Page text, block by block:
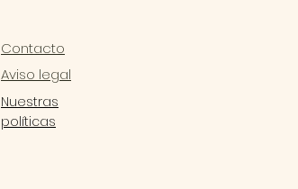
Contacto
Aviso legal
Nuestras
políticas